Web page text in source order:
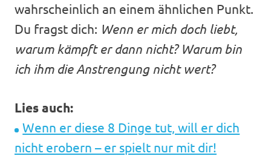
wahrscheinlich an einem ähnlichen Punkt.
Du fragst dich: Wenn er mich doch liebt,
warum kämpft er dann nicht? Warum bin
ich ihm die Anstrengung nicht wert?
Lies auch:
Wenn er diese 8 Dinge tut, will er dich
nicht erobern – er spielt nur mit dir!